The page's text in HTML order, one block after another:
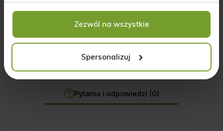
Zezwól na wszystkie
Spersonalizuj
Opinie o produkcie: BrainFuel Biowen - 60
kapsułek
Pytania i odpowiedzi (0)